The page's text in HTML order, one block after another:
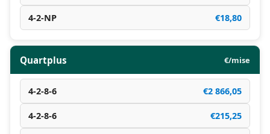
4-2-NP €18,80
Quartplus €/mise
4-2-8-6 €2 866,05
4-2-8-6 €215,25